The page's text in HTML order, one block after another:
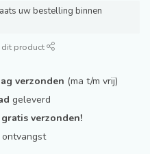
uw bestelling binnen
dit product
verzonden (ma t/m vrij)
geleverd
gratis verzonden!
ontvangst